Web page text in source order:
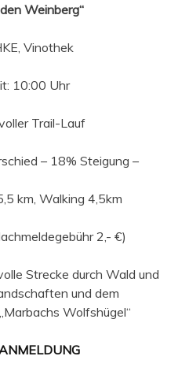
Weinberg“
Vinothek
10:00 Uhr
Trail-Lauf
– 18% Steigung –
km, Walking 4,5km
2,- €)
Strecke durch Wald und
und dem
Wolfshügel“